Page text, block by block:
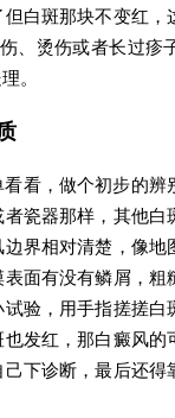
白斑那块不变红，
伤、烫伤或者长过
。
看，做个初步的
瓷器那样，其他白
界相对清楚，像地
面有没有鳞屑，粗
验，用手指搓搓白
发红，那白癜风
下诊断，最后还